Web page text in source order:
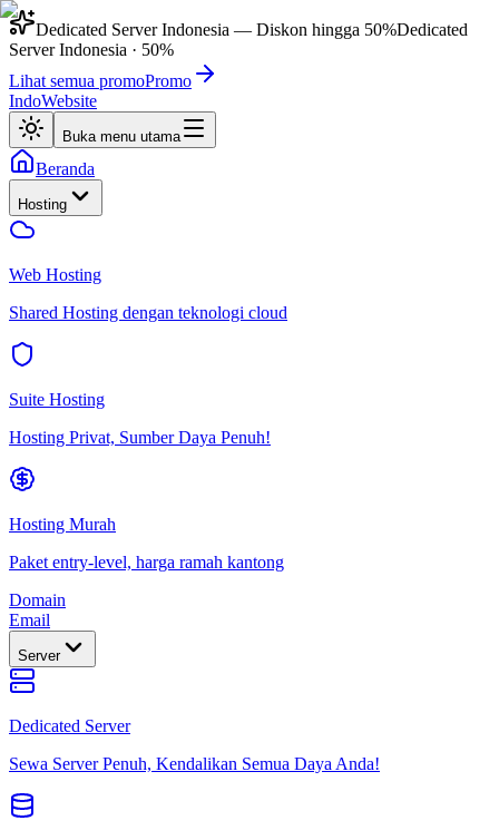
Dedicated Server Indonesia — Diskon hingga 50%Dedicated
Server Indonesia · 50%
Lihat semua promoPromo
IndoWebsite
Buka menu utama
Beranda
Hosting
Web Hosting
Shared Hosting dengan teknologi cloud
Suite Hosting
Hosting Privat, Sumber Daya Penuh!
Hosting Murah
Paket entry-level, harga ramah kantong
Domain
Email
Server
Dedicated Server
Sewa Server Penuh, Kendalikan Semua Daya Anda!